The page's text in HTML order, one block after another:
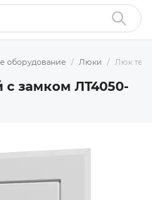
Найти
оборудование Люки Люк
с замком ЛТ4050-